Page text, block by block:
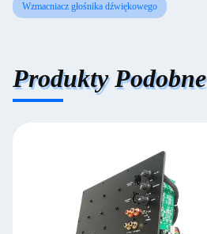
Wzmacniacz głośnika dźwiękowego
Produkty Podobne